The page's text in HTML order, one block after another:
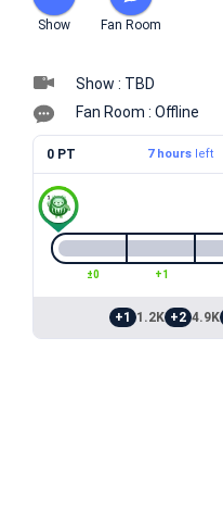
Show Fan Room
Show : TBD
Fan Room : Offline
0 PT 7 hoursleft
±0 +1
+1 1.2K +2 4.9K